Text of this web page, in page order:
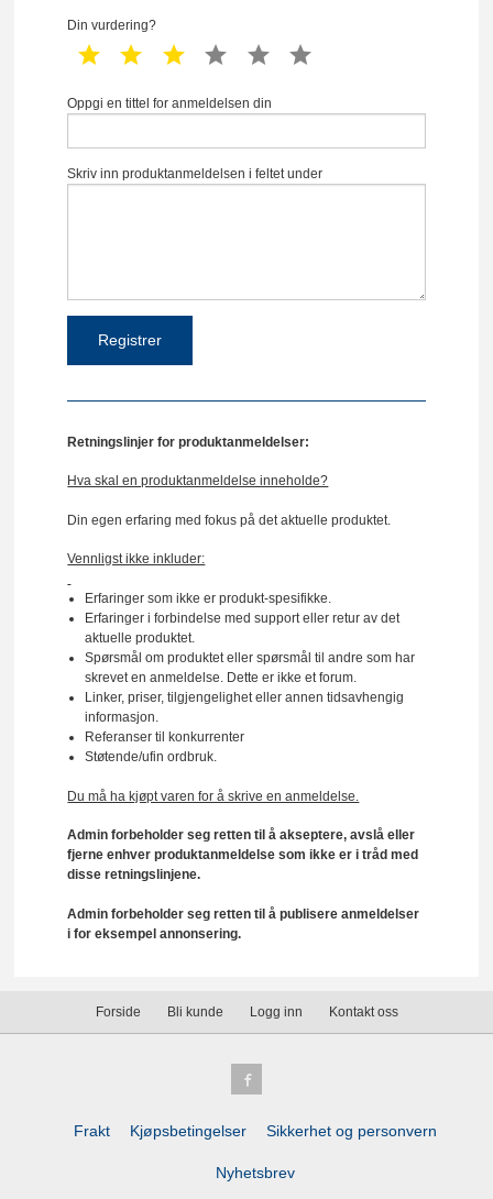
Din vurdering?
1 star 2 star 3 star 4 star 5 star
Oppgi en tittel for anmeldelsen din
Skriv inn produktanmeldelsen i feltet under
Retningslinjer for produktanmeldelser:
Hva skal en produktanmeldelse inneholde?
Din egen erfaring med fokus på det aktuelle produktet.
Vennligst ikke inkluder:
Erfaringer som ikke er produkt-spesifikke.
Erfaringer i forbindelse med support eller retur av det
aktuelle produktet.
Spørsmål om produktet eller spørsmål til andre som har
skrevet en anmeldelse. Dette er ikke et forum.
Linker, priser, tilgjengelighet eller annen tidsavhengig
informasjon.
Referanser til konkurrenter
Støtende/ufin ordbruk.
Du må ha kjøpt varen for å skrive en anmeldelse.
Admin forbeholder seg retten til å akseptere, avslå eller
fjerne enhver produktanmeldelse som ikke er i tråd med
disse retningslinjene.
Admin forbeholder seg retten til å publisere anmeldelser
i for eksempel annonsering.
Forside Bli kunde Logg inn Kontakt oss
Frakt Kjøpsbetingelser Sikkerhet og personvern
Nyhetsbrev